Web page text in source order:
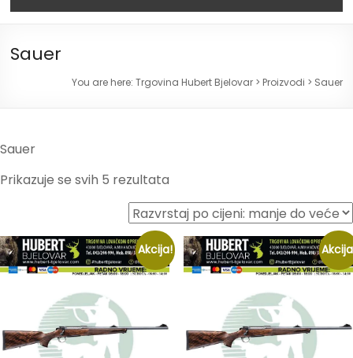
Sauer
You are here: Trgovina Hubert Bjelovar> Proizvodi > Sauer
Sauer
Prikazuje se svih 5 rezultata
Akcija!